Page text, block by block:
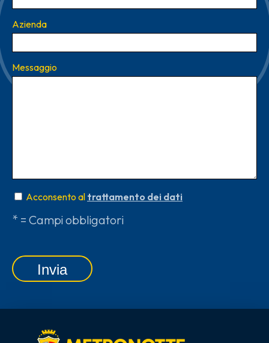
Azienda
Messaggio
Acconsento al trattamento dei dati
* = Campi obbligatori
Invia